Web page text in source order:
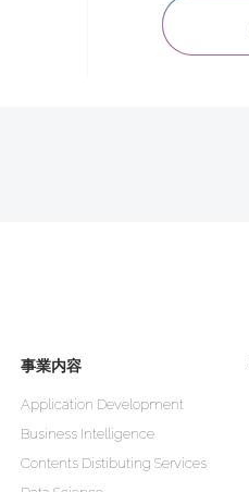
事業内容
Application Development
Business Intelligence
Contents Distibuting Services